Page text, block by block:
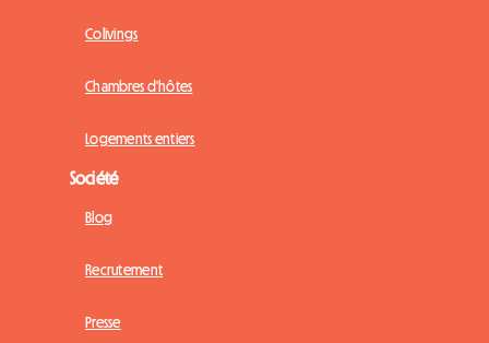
Colivings
Chambres d'hôtes
Logements entiers
Société
Blog
Recrutement
Presse